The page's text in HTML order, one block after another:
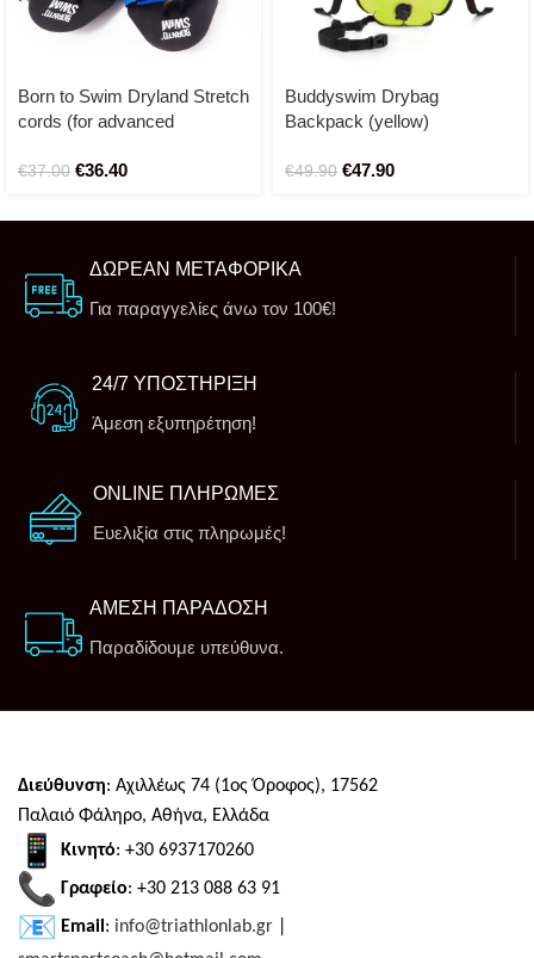
Born to Swim Dryland Stretch
cords (for advanced
€37.00 €36.40
Buddyswim Drybag
Backpack (yellow)
€49.90 €47.90
ΔΩΡΕΑΝ ΜΕΤΑΦΟΡΙΚΑ
Για παραγγελίες άνω τον 100€!
24/7 ΥΠΟΣΤΗΡΙΞΗ
Άμεση εξυπηρέτηση!
ONLINE ΠΛΗΡΩΜΕΣ
Ευελιξία στις πληρωμές!
ΑΜΕΣΗ ΠΑΡΑΔΟΣΗ
Παραδίδουμε υπεύθυνα.
Διεύθυνση: Αχιλλέως 74 (1ος Όροφος), 17562
Παλαιό Φάληρο, Αθήνα, Ελλάδα
Κινητό: +30 6937170260
Γραφείο: +30 213 088 63 91
Email : info@triathlonlab.gr